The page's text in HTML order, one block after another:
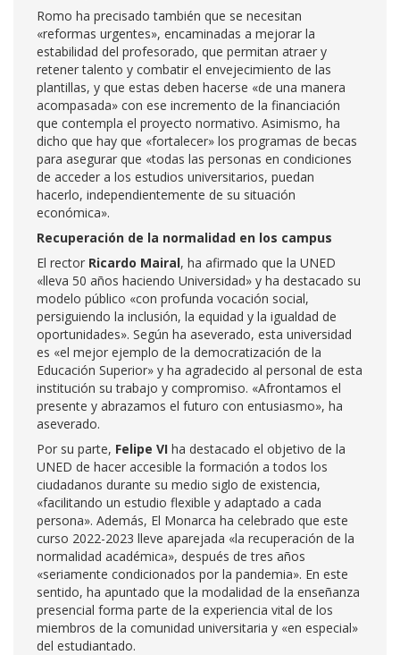
Romo ha precisado también que se necesitan
«reformas urgentes», encaminadas a mejorar la
estabilidad del profesorado, que permitan atraer y
retener talento y combatir el envejecimiento de las
plantillas, y que estas deben hacerse «de una manera
acompasada» con ese incremento de la financiación
que contempla el proyecto normativo. Asimismo, ha
dicho que hay que «fortalecer» los programas de becas
para asegurar que «todas las personas en condiciones
de acceder a los estudios universitarios, puedan
hacerlo, independientemente de su situación
económica».
Recuperación de la normalidad en los campus
El rector Ricardo Mairal, ha afirmado que la UNED
«lleva 50 años haciendo Universidad» y ha destacado su
modelo público «con profunda vocación social,
persiguiendo la inclusión, la equidad y la igualdad de
oportunidades». Según ha aseverado, esta universidad
es «el mejor ejemplo de la democratización de la
Educación Superior» y ha agradecido al personal de esta
institución su trabajo y compromiso. «Afrontamos el
presente y abrazamos el futuro con entusiasmo», ha
aseverado.
Por su parte, Felipe VI ha destacado el objetivo de la
UNED de hacer accesible la formación a todos los
ciudadanos durante su medio siglo de existencia,
«facilitando un estudio flexible y adaptado a cada
persona». Además, El Monarca ha celebrado que este
curso 2022-2023 lleve aparejada «la recuperación de la
normalidad académica», después de tres años
«seriamente condicionados por la pandemia». En este
sentido, ha apuntado que la modalidad de la enseñanza
presencial forma parte de la experiencia vital de los
miembros de la comunidad universitaria y «en especial»
del estudiantado.